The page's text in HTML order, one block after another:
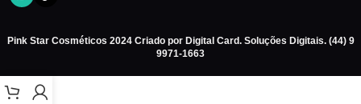
Pink Star Cosméticos 2024 Criado por Digital Card. Soluções Digitais. (44) 9
9971-1663